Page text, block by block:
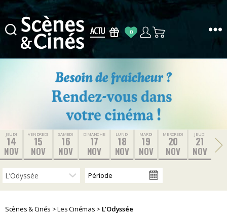
Cinés
0
JEUDI
14
NOV
VENDREDI
15
NOV
SAMEDI
16
NOV
DIMANCHE
17
NOV
LUNDI
18
NOV
MARDI
19
NOV
MERCREDI
20
NOV
JEUDI
21
NOV
Scènes & Cinés >Les Cinémas > L’Odyssée